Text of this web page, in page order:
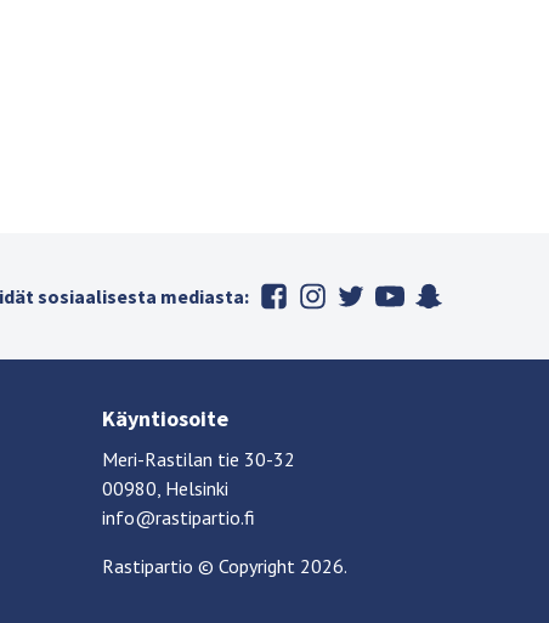
sosiaalisesta mediasta:
Käyntiosoite
Meri-Rastilan tie 30-32
00980, Helsinki
info@rastipartio.fi
Rastipartio© Copyright 2026.